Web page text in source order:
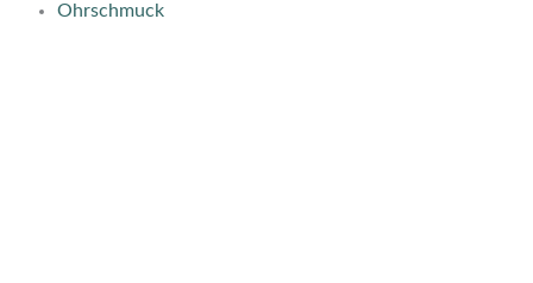
Ohrschmuck